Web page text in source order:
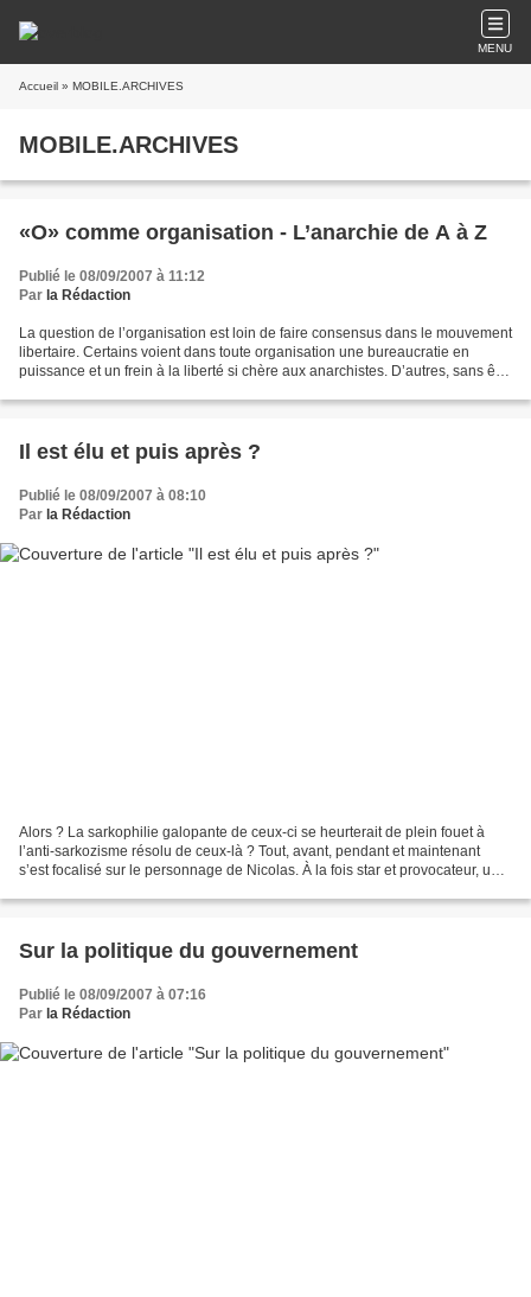
MENU
Accueil » MOBILE.ARCHIVES
MOBILE.ARCHIVES
«O» comme organisation - L’anarchie de A à Z
Publié le 08/09/2007 à 11:12
Par la Rédaction
La question de l’organisation est loin de faire consensus dans le mouvement
libertaire. Certains voient dans toute organisation une bureaucratie en
puissance et un frein à la liberté si chère aux anarchistes. D’autres, sans être
Il est élu et puis après ?
Publié le 08/09/2007 à 08:10
Par la Rédaction
Alors ? La sarkophilie galopante de ceux-ci se heurterait de plein fouet à
l’anti-sarkozisme résolu de ceux-là ? Tout, avant, pendant et maintenant
s’est focalisé sur le personnage de Nicolas. À la fois star et provocateur, une
Sur la politique du gouvernement
Publié le 08/09/2007 à 07:16
Par la Rédaction